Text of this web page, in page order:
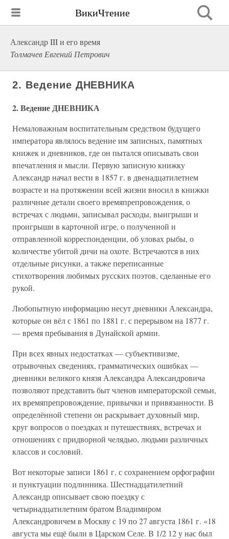
ВикиЧтение
Александр III и его время
Толмачев Евгений Петрович
2. Ведение ДНЕВНИКА
2. Ведение ДНЕВНИКА
Немаловажным воспитательным средством будущего
императора являлось ведение им записных, памятных
книжек и дневников, где он пытался описывать свои
впечатления и мысли. Первую записную книжку
Александр начал вести в 1857 г. в двенадцатилетнем
возрасте и на протяжении всей жизни вносил в книжки
различные детали своего времяпрепровождения, о
встречах с людьми, записывал расходы, выигрыши и
проигрыши в карточной игре, о полученной и
отправленной корреспонденции, об уловах рыбы, о
количестве убитой дичи на охоте. Встречаются в них
отдельные рисунки, а также переписанные
стихотворения любимых русских поэтов, сделанные его
рукой.
Любопытную информацию несут дневники Александра,
которые он вёл с 1861 по 1881 г. с перерывом на 1877 г.
— время пребывания в Дунайской армии.
При всех явных недостатках — субъективизме,
отрывочных сведениях, грамматических ошибках —
дневники великого князя Александра Александровича
позволяют представить быт членов императорской семьи,
их времяпрепровождение, привычки и привязанности. В
определённой степени он раскрывает духовный мир,
круг вопросов о поездках и путешествиях, встречах и
отношениях с придворной челядью, людьми различных
классов и сословий.
Вот некоторые записи 1861 г. с сохранением орфографии
и пунктуации подлинника. Шестнадцатилетний
Александр описывает свою поездку с
четырнадцатилетним братом Владимиром
Александровичем в Москву с 19 по 27 августа 1861 г. «18
августа мы ещё были в Царском Селе. В 1/2 12 у нас был